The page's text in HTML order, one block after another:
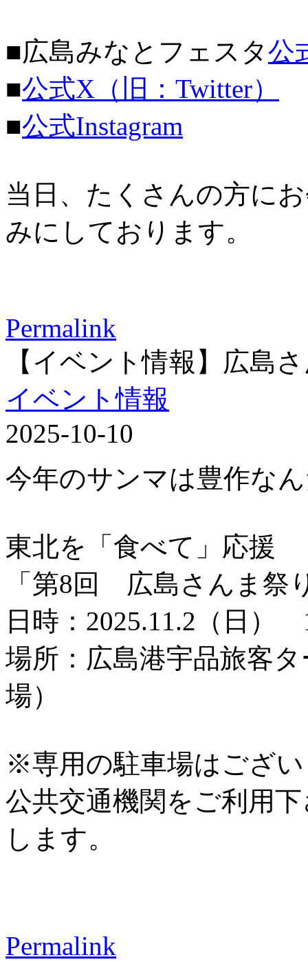
■広島みなとフェスタ公
■公式X（旧：Twitter）
■公式Instagram
当日、たくさんの方に
みにしております。
Permalink
【イベント情報】広島
イベント情報
2025-10-10
今年のサンマは豊作な
東北を「食べて」応援
「第8回 広島さんま祭
日時：2025.11.2（日）
場所：広島港宇品旅客
場）
※専用の駐車場はござ
公共交通機関をご利用
します。
Permalink